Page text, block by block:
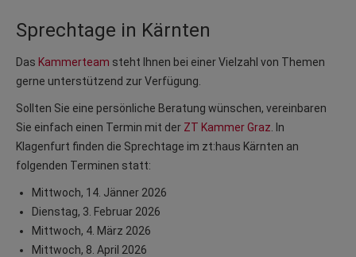
Sprechtage in Kärnten
Das Kammerteam steht Ihnen bei einer Vielzahl von Themen
gerne unterstützend zur Verfügung.
Sollten Sie eine persönliche Beratung wünschen, vereinbaren
Sie einfach einen Termin mit der ZT Kammer Graz . In
Klagenfurt finden die Sprechtage im zt:haus Kärnten an
folgenden Terminen statt:
Mittwoch, 14. Jänner 2026
Dienstag, 3. Februar 2026
Mittwoch, 4. März 2026
Mittwoch, 8. April 2026